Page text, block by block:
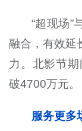
“超现场”
融合，有效延
力。北影节
破4700万元。
服务更多